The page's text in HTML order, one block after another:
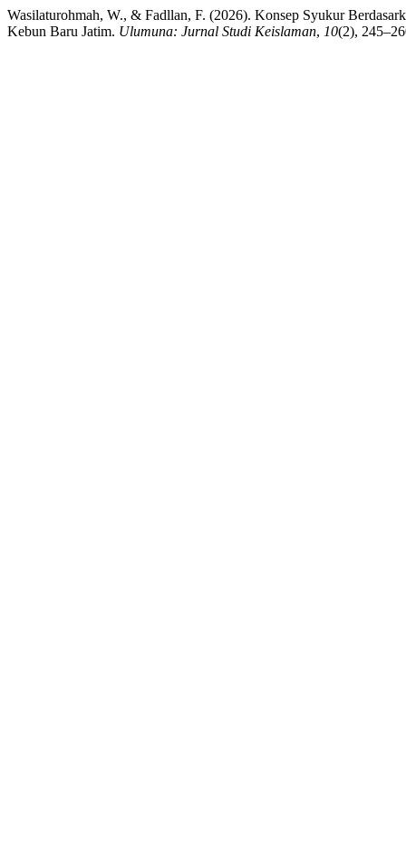
Wasilaturohmah, W., & Fadllan, F. (2026). Konsep Syukur
Kebun Baru Jatim. Ulumuna: Jurnal Studi Keislaman, 10(2),